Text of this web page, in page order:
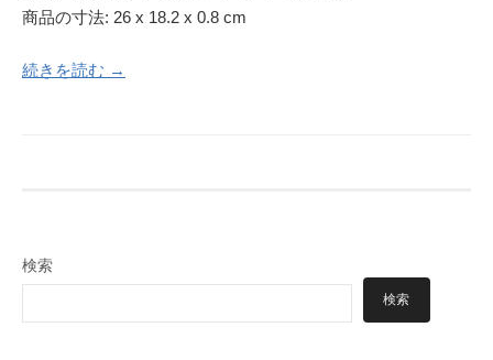
商品の寸法: 26 x 18.2 x 0.8 cm
続きを読む →
検索
検索